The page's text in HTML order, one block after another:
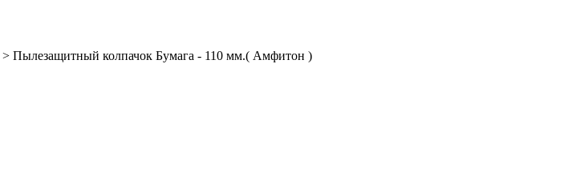
> Пылезащитный колпачок Бумага - 110 мм.( Амфитон )